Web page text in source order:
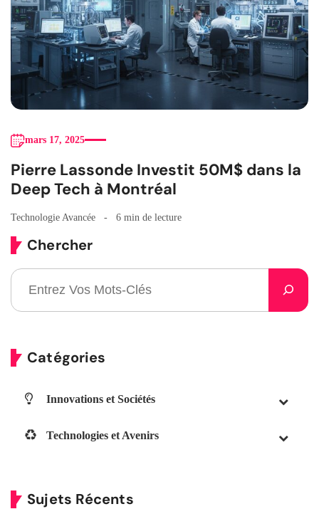
mars 17, 2025
Pierre Lassonde Investit 50M$ dans la
Deep Tech à Montréal
Technologie Avancée 6 min de lecture
Chercher
Catégories
Innovations et Sociétés
Technologies et Avenirs
Sujets Récents